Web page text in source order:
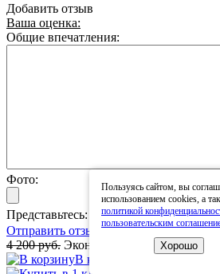
Добавить отзыв
Ваша оценка:
Общие впечатления:
Фото:
Представьтесь:
Отправить отзыв
4 200 руб. Экономия: 2 100 руб. 2 100
В корзину
Пользуясь сайтом, вы
использованием cookies, а
политикой
пользовательским
Хорошо